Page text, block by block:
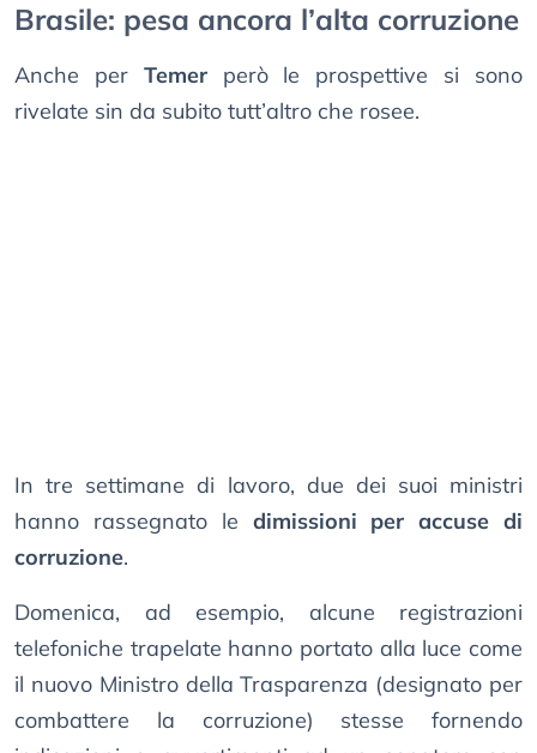
Brasile: pesa ancora l’alta corruzione
Anche per Temerperò le prospettive si sono
rivelate sin da subito tutt’altro che rosee.
In tre settimane di lavoro, due dei suoi ministri
hanno rassegnato le dimissioni per accuse di
corruzione.
Domenica, ad esempio, alcune registrazioni
telefoniche trapelate hanno portato alla luce come
il nuovo Ministro della Trasparenza (designato per
combattere la corruzione) stesse fornendo